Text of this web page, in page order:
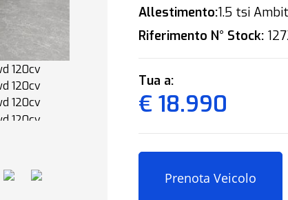
Allestimento:1.5 tsi
Riferimento N° Stock:
Tua a:
€ 18.990
Prenota Veicolo